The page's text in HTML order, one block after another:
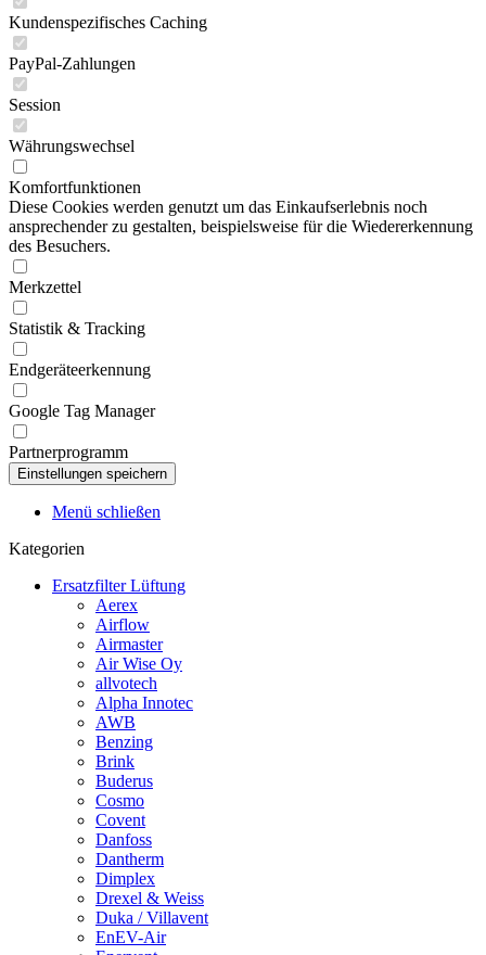
Kundenspezifisches Caching
PayPal-Zahlungen
Session
Währungswechsel
Komfortfunktionen
Diese Cookies werden genutzt um das Einkaufserlebnis noch
ansprechender zu gestalten, beispielsweise für die Wiedererkennung
des Besuchers.
Merkzettel
Statistik & Tracking
Endgeräteerkennung
Google Tag Manager
Partnerprogramm
Menü schließen
Kategorien
Ersatzfilter Lüftung
Aerex
Airflow
Airmaster
Air Wise Oy
allvotech
Alpha Innotec
AWB
Benzing
Brink
Buderus
Cosmo
Covent
Danfoss
Dantherm
Dimplex
Drexel & Weiss
Duka / Villavent
EnEV-Air